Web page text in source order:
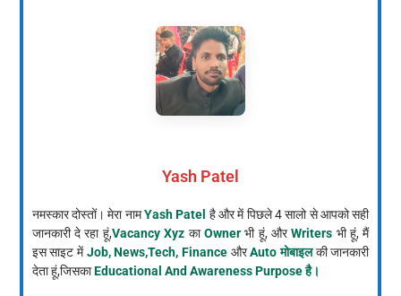
Yash Patel
नमस्कार दोस्तों। मेरा नामYash Patel है और में पिछले 4 सालो से आपको सही
जानकारी दे रहा हूं,Vacancy Xyz काOwnerभी हूं, औरWriters भी हूं, मैं
इस साइट मेंJob, News,Tech, Finance औरAuto मोबाइलकी जानकारी
देता हूं,जिसकाEducational And Awareness Purpose है।